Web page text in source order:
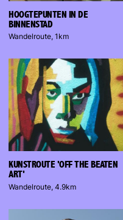
HOOGTEPUNTEN IN DE
BINNENSTAD
Wandelroute, 1km
KUNSTROUTE 'OFF THE BEATEN
ART'
Wandelroute, 4.9km